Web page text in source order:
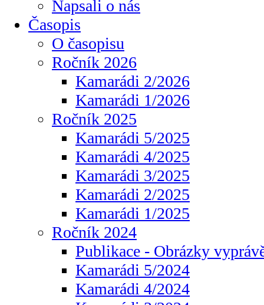
Napsali o nás
Časopis
O časopisu
Ročník 2026
Kamarádi 2/2026
Kamarádi 1/2026
Ročník 2025
Kamarádi 5/2025
Kamarádi 4/2025
Kamarádi 3/2025
Kamarádi 2/2025
Kamarádi 1/2025
Ročník 2024
Publikace - Obrázky
Kamarádi 5/2024
Kamarádi 4/2024